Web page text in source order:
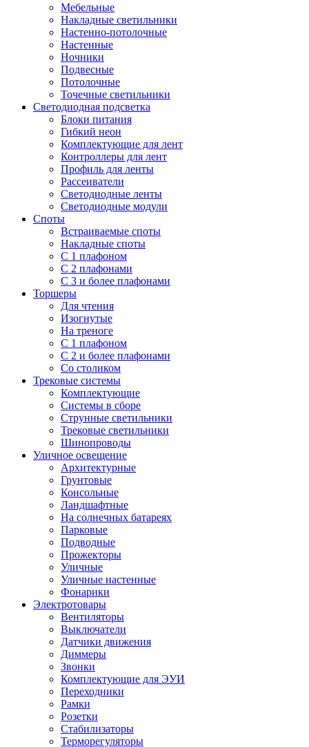
Мебельные
Накладные светильники
Настенно-потолочные
Настенные
Ночники
Подвесные
Потолочные
Точечные светильники
Светодиодная подсветка
Блоки питания
Гибкий неон
Комплектующие для лент
Контроллеры для лент
Профиль для ленты
Рассеиватели
Светодиодные ленты
Светодиодные модули
Споты
Встраиваемые споты
Накладные споты
С 1 плафоном
С 2 плафонами
С 3 и более плафонами
Торшеры
Для чтения
Изогнутые
На треноге
С 1 плафоном
С 2 и более плафонами
Со столиком
Трековые системы
Комплектующие
Системы в сборе
Струнные светильники
Трековые светильники
Шинопроводы
Уличное освещение
Архитектурные
Грунтовые
Консольные
Ландшафтные
На солнечных батареях
Парковые
Подводные
Прожекторы
Уличные
Уличные настенные
Фонарики
Электротовары
Вентиляторы
Выключатели
Датчики движения
Диммеры
Звонки
Комплектующие для ЭУИ
Переходники
Рамки
Розетки
Стабилизаторы
Терморегуляторы